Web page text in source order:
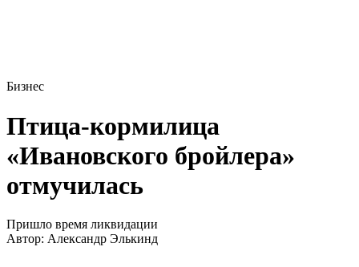
Бизнес
Птица-кормилица
«Ивановского бройлера»
отмучилась
Пришло время ликвидации
Автор: Александр Элькинд